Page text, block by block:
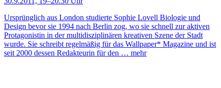
Ursprünglich aus London studierte Sophie Lovell Biologie und
Design bevor sie 1994 nach Berlin zog, wo sie schnell zur aktiven
Protagonistin in der multidisziplinären kreativen Szene der Stadt
wurde. Sie schreibt regelmäßig für das Wallpaper* Magazine und ist
seit 2000 dessen Redakteurin für den … mehr